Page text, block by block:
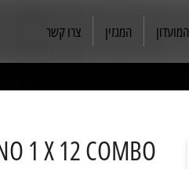
המועדון המגזין צרו קשר
1 X 12 COMBO